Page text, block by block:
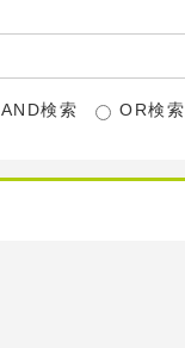
AND検索 OR検索